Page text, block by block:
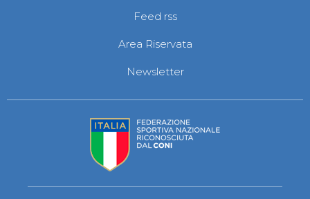
Feed rss
Area Riservata
Newsletter